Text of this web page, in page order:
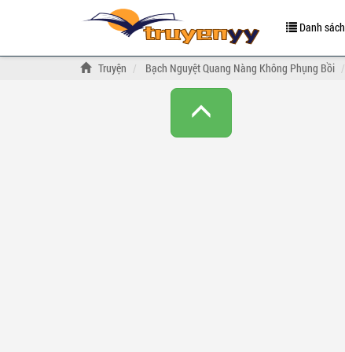
Danh sách
Truyện Bạch Nguyệt Quang Nàng Không Phụng Bồi